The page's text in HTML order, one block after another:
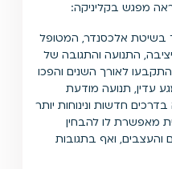
מפגש בקליניקה:
אלכסנדר, המטופל
התנועה והתגובה של
לאורך השנים והפכו
עדין, תנועה מודעת
חדשות ונינוחות יותר
מאפשרת לו להבחין
ואף בתגובות